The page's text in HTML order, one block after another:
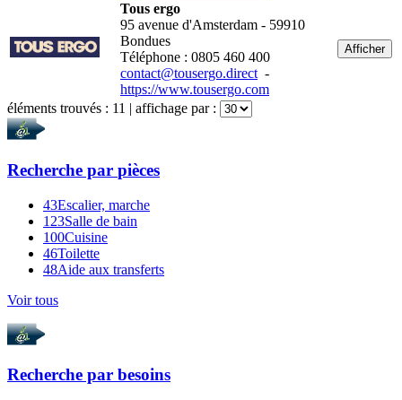
Tous ergo
95 avenue d'Amsterdam - 59910
Bondues
Téléphone : 0805 460 400
contact@tousergo.direct -
https://www.tousergo.com
Afficher
éléments trouvés : 11 | affichage par :
Recherche par pièces
43Escalier, marche
123Salle de bain
100Cuisine
46Toilette
48Aide aux transferts
Voir tous
Recherche par besoins